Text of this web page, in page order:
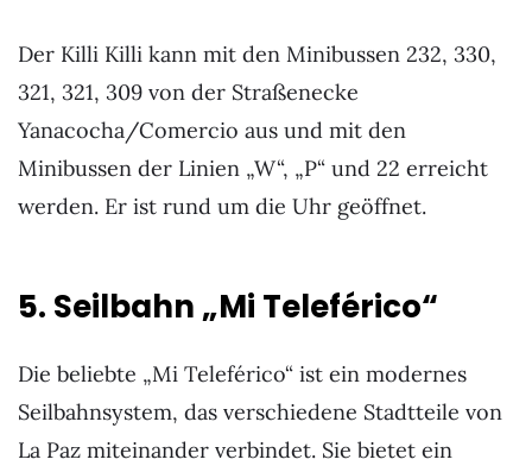
Der Killi Killi kann mit den Minibussen 232, 330,
321, 321, 309 von der Straßenecke
Yanacocha/Comercio aus und mit den
Minibussen der Linien „W“, „P“ und 22 erreicht
werden. Er ist rund um die Uhr geöffnet.
5. Seilbahn „Mi Teleférico“
Die beliebte „Mi Teleférico“ ist ein modernes
Seilbahnsystem, das verschiedene Stadtteile von
La Paz miteinander verbindet. Sie bietet ein